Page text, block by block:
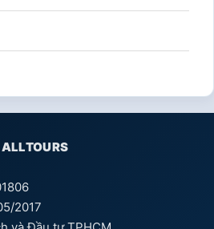
2017